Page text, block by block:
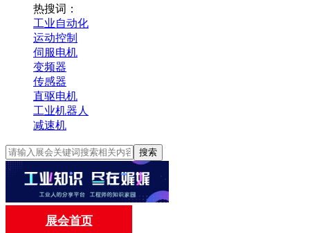
热搜词：
工业自动化
运动控制
伺服电机
变频器
传感器
直驱电机
工业机器人
减速机
搜索
展会首页